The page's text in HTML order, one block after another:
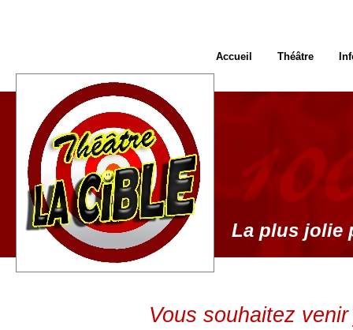
Vous souhaitez
La plus jolie
Accueil Théâtre